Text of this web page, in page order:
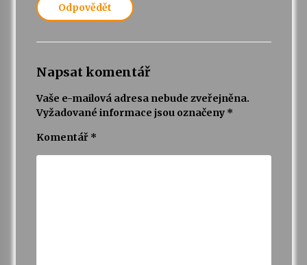
Odpovědět
Napsat komentář
Vaše e-mailová adresa nebude zveřejněna.
Vyžadované informace jsou označeny *
Komentář *